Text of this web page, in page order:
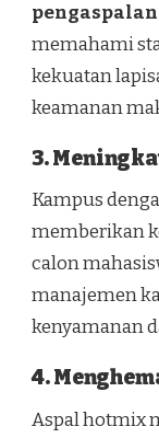
memahami
kekuatan
keamanan
3.
Kampus
memberikan
calon
manajemen
kenyamanan
4.
Aspal hotmix